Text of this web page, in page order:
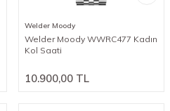
Welder Moody
Welder Moody WWRC477 Kadın
Kol Saati
10.900,00 TL